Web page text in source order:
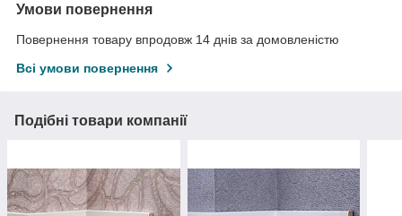
Умови повернення
Повернення товару впродовж 14 днів за домовленістю
Всі умови повернення
Подібні товари компанії